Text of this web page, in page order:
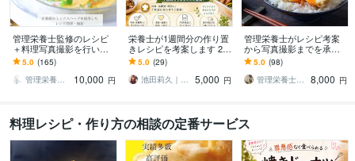
管理栄養士監修のレシピ
＋料理写真撮影を行いま
す SNS・企業販促に使え
る“おいしい見せ方”をサポ
ートします
5.0 (165)
管理栄養士asami
10,000 円
栄養士が1週間分の作り置
きレシピを考案します 21
品分の簡単ごちそうメニ
ュー｜美容・健康テーマ
付き
5.0 (29)
池田莉久｜動画編集・栄養士ライター
5,000 円
管理栄養士がレシピ考案
から写真撮影までを承り
ます 素材やコンセプト
を、より美味しく、より
魅力的に
5.0 (98)
管理栄養士 ai mama
8,000 円
料理レシピ・作り方の相談の定番サービス